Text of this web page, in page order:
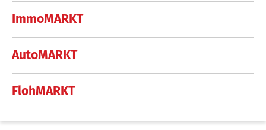
ImmoMARKT
AutoMARKT
FlohMARKT